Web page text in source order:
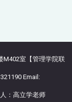
M402室【管理学院联
Email:
：高立学老师